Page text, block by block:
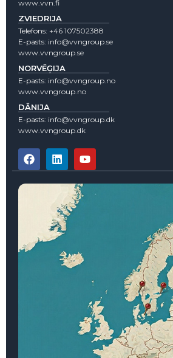
www.vvn.fi
ZVIEDRIJA
Telefons: +46 107502388
E-pasts: info@vvngroup.se
www.vvngroup.se
NORVĒĢIJA
E-pasts: info@vvngroup.no
www.vvngroup.no
DĀNIJA
E-pasts: info@vvngroup.dk
www.vvngroup.dk